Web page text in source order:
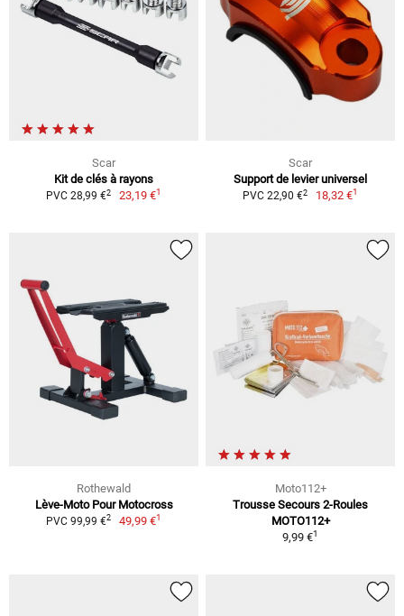
Scar
Kit de clés à rayons
PVC 28,99 €2 23,19 €1
Scar
Support de levier universel
PVC 22,90 €2 18,32 €1
Rothewald
Lève-Moto Pour Motocross
PVC 99,99 €2 49,99 €1
Moto112+
Trousse Secours 2-Roules
MOTO112+
9,99 €1